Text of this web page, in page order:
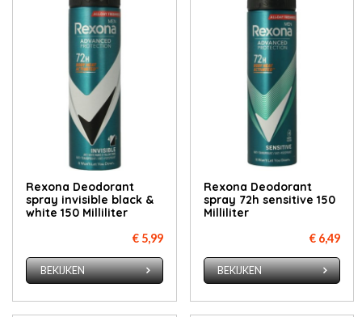
Rexona Deodorant
spray invisible black &
white 150 Milliliter
€ 5,99
BEKIJKEN
Rexona Deodorant
spray 72h sensitive 150
Milliliter
€ 6,49
BEKIJKEN